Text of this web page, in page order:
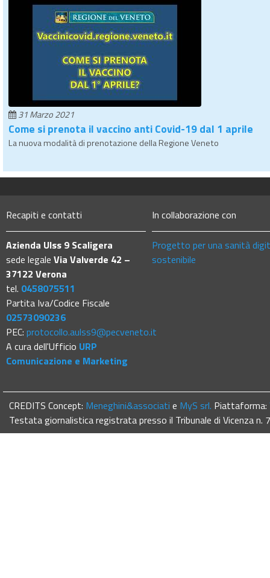
31 Marzo 2021
Come si prenota il vaccino anti Covid-19 dal 1 aprile
La nuova modalità di prenotazione della Regione Veneto
Recapiti e contatti
Azienda Ulss 9 Scaligera
sede legale Via Valverde 42 –
37122 Verona
tel. 0458075511
Partita Iva/Codice Fiscale
02573090236
PEC: protocollo.aulss9@pecveneto.it
A cura dell'Ufficio URP
Comunicazione e Marketing
In collaborazione con
Progetto per una sanità
sostenibile
CREDITS Concept: Meneghini&associati e MyS srl. Piattaforma:
Testata giornalistica registrata presso il Tribunale di Vicenza n.